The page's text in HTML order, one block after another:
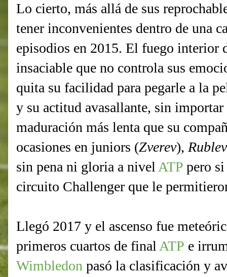
Lo cierto, más allá de sus
tener inconvenientes dentro de una
episodios en 2015. El fuego interior
insaciable que no controla sus
quita su facilidad para pegarle a la
y su actitud avasallante, sin
maduración más lenta que su
ocasiones en juniors (Zverev),
sin pena ni gloria a nivel ATP pero
circuito Challenger que le
Llegó 2017 y el ascenso fue
primeros cuartos de final ATP e
Wimbledon pasó la clasificación y